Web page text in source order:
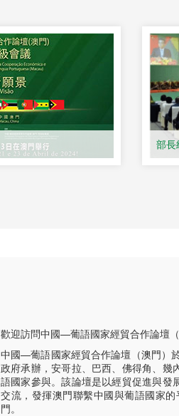
部長
歡迎訪問中國—葡語國家經貿合作論壇（
中國—葡語國家經貿合作論壇（澳門）
政府承辦，安哥拉、巴西、佛得角、幾
語國家參與。該論壇是以經貿促進與發
交流，發揮澳門聯繫中國與葡語國家
門。